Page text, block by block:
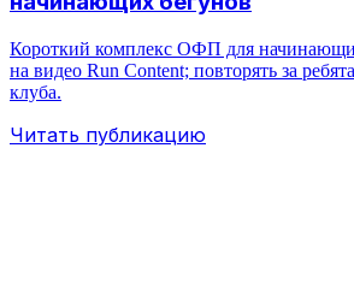
Короткий комплекс ОФП для
на видео Run Content; повторять за
клуба.
Читать публикацию